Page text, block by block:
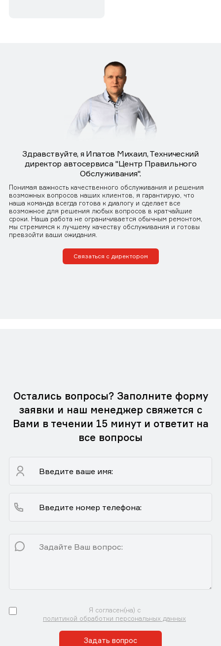
Здравствуйте, я Ипатов Михаил, Технический
директор автосервиса "Центр Правильного
Обслуживания".
Понимая важность качественного обслуживания и решения
возможных вопросов наших клиентов, я гарантирую, что
наша команда всегда готова к диалогу и сделает все
возможное для решения любых вопросов в кратчайшие
сроки. Наша работа не ограничивается обычным ремонтом,
мы стремимся к лучшему качеству обслуживания и готовы
превзойти ваши ожидания.
Связаться с директором
Остались вопросы? Заполните форму
заявки и наш менеджер свяжется с
Вами в течении 15 минут и ответит на
все вопросы
Я согласен(на) с
политикой обработки персональных данных
Задать вопрос